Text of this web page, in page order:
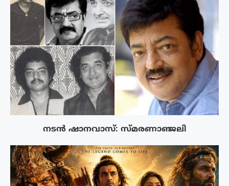
നടൻ ഷാനവാസ്: സ്മരണാഞ്ജലി